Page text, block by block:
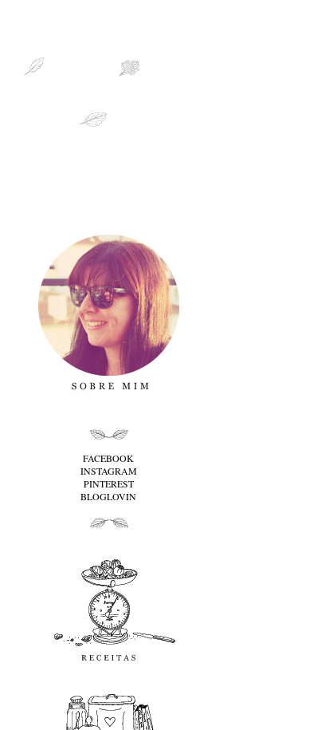
FACEBOOK
INSTAGRAM
PINTEREST
BLOGLOVIN